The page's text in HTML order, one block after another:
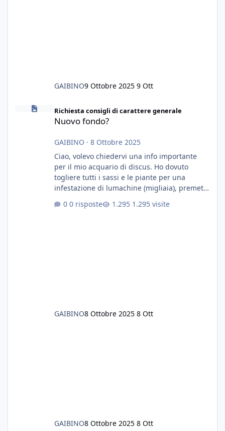
GAIBINO9 Ottobre 2025 9 Ott
Nuovo fondo?
Richiesta consigli di carattere generale
Nuovo fondo?
GAIBINO · 8 Ottobre 2025
Ciao, volevo chiedervi una info importante
per il mio acquario di discus. Ho dovuto
togliere tutti i sassi e le piante per una
infestazione di lumachine (migliaia), premetto
cardinali, e tre pulitori in una vasca con 200
0 risposte 1.295 visite
GAIBINO8 Ottobre 2025 8 Ott
GAIBINO8 Ottobre 2025 8 Ott